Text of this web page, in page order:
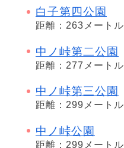
白子第四公園
距離：263メートル
中ノ峠第二公園
距離：277メートル
中ノ峠第三公園
距離：299メートル
中ノ峠公園
距離：299メートル